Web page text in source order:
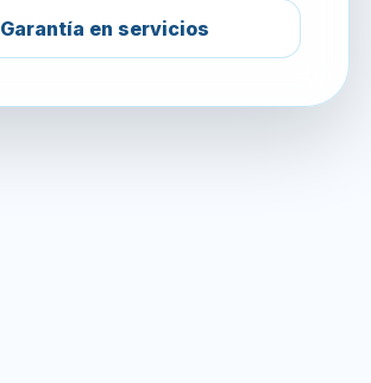
Garantía en servicios